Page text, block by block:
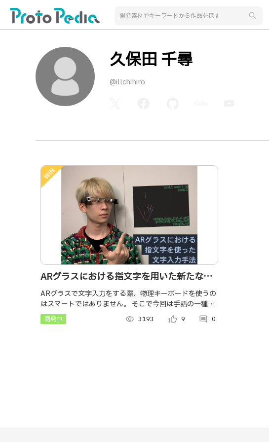
search
久保田 千尋
@illchihiro
ARグラスにおける指文字を用いた新たな文
字入力手法
ARグラスで文字入力をする際、物理キーボードを使うの
はスマートではありません。 そこで今回は手話の一種で
ある「指文字」を使った文字入力手法を製作しました。
開発中 visibility 3193 thumb_up_alt 9 comment 0